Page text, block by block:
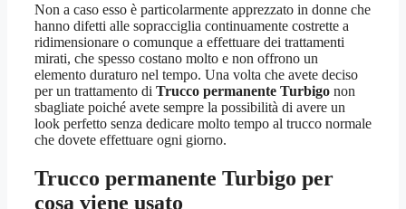
Non a caso esso è particolarmente apprezzato in donne che
hanno difetti alle sopracciglia continuamente costrette a
ridimensionare o comunque a effettuare dei trattamenti
mirati, che spesso costano molto e non offrono un
elemento duraturo nel tempo. Una volta che avete deciso
per un trattamento di Trucco permanente Turbigo non
sbagliate poiché avete sempre la possibilità di avere un
look perfetto senza dedicare molto tempo al trucco normale
che dovete effettuare ogni giorno.
Trucco permanente Turbigo per
cosa viene usato